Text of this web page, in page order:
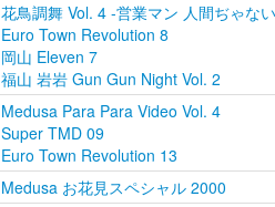
花鳥調舞 Vol. 4 -営業マン 人間ぢゃな
Euro Town Revolution 8
岡山 Eleven 7
福山 岩岩 Gun Gun Night Vol. 2
Medusa Para Para Video Vol. 4
Super TMD 09
Euro Town Revolution 13
Medusa お花見スペシャル 2000